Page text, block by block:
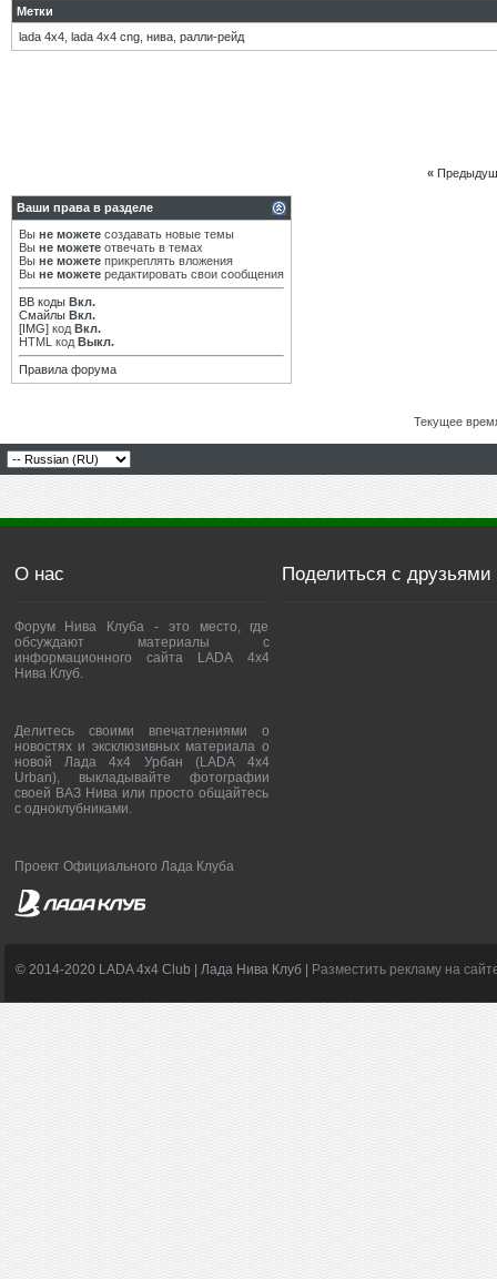
Метки
lada 4х4 lada 4х4 cng нива ралли-рейд
«
Ваши права в разделе
Вы не можете создавать новые темы
Вы не можете отвечать в темах
Вы не можете прикреплять вложения
Вы не можете редактировать свои сообщения
BB коды Вкл.
Смайлы Вкл.
[IMG] код Вкл.
HTML код Выкл.
Правила форума
Текущее
О нас
Форум Нива Клуба - это место, где
обсуждают материалы с
информационного сайта LADA 4x4
Нива Клуб.
Делитесь своими впечатлениями о
новостях и эксклюзивных материала о
новой Лада 4х4 Урбан (LADA 4x4
Urban), выкладывайте фотографии
своей ВАЗ Нива или просто общайтесь
с одноклубниками.
Проект Официального Лада Клуба
Поделиться с друзьями
© 2014-2020 LADA 4x4 Club | Лада Нива Клуб | Разместить рекламу на